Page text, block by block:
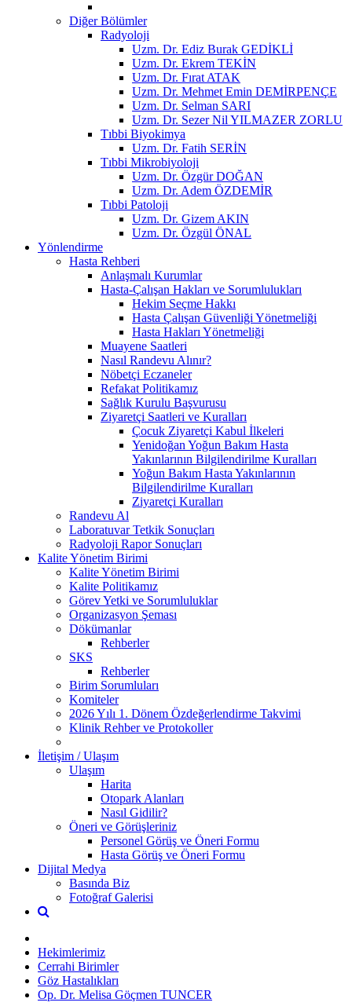
Diğer Bölümler
Radyoloji
Uzm. Dr. Ediz Burak GEDİKLİ
Uzm. Dr. Ekrem TEKİN
Uzm. Dr. Fırat ATAK
Uzm. Dr. Mehmet Emin DEMİRPENÇE
Uzm. Dr. Selman SARI
Uzm. Dr. Sezer Nil YILMAZER ZORLU
Tıbbi Biyokimya
Uzm. Dr. Fatih SERİN
Tıbbi Mikrobiyoloji
Uzm. Dr. Özgür DOĞAN
Uzm. Dr. Adem ÖZDEMİR
Tıbbi Patoloji
Uzm. Dr. Gizem AKIN
Uzm. Dr. Özgül ÖNAL
Yönlendirme
Hasta Rehberi
Anlaşmalı Kurumlar
Hasta-Çalışan Hakları ve Sorumlulukları
Hekim Seçme Hakkı
Hasta Çalışan Güvenliği Yönetmeliği
Hasta Hakları Yönetmeliği
Muayene Saatleri
Nasıl Randevu Alınır?
Nöbetçi Eczaneler
Refakat Politikamız
Sağlık Kurulu Başvurusu
Ziyaretçi Saatleri ve Kuralları
Çocuk Ziyaretçi Kabul İlkeleri
Yenidoğan Yoğun Bakım Hasta
Yakınlarının Bilgilendirilme Kuralları
Yoğun Bakım Hasta Yakınlarının
Bilgilendirilme Kuralları
Ziyaretçi Kuralları
Randevu Al
Laboratuvar Tetkik Sonuçları
Radyoloji Rapor Sonuçları
Kalite Yönetim Birimi
Kalite Yönetim Birimi
Kalite Politikamız
Görev Yetki ve Sorumluluklar
Organizasyon Şeması
Dökümanlar
Rehberler
SKS
Rehberler
Birim Sorumluları
Komiteler
2026 Yılı 1. Dönem Özdeğerlendirme Takvimi
Klinik Rehber ve Protokoller
İletişim / Ulaşım
Ulaşım
Harita
Otopark Alanları
Nasıl Gidilir?
Öneri ve Görüşleriniz
Personel Görüş ve Öneri Formu
Hasta Görüş ve Öneri Formu
Dijital Medya
Basında Biz
Fotoğraf Galerisi
Hekimlerimiz
Cerrahi Birimler
Göz Hastalıkları
Op. Dr. Melisa Göçmen TUNCER